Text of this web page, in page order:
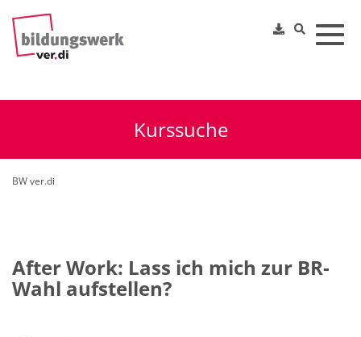
Kurssuche
BW ver.di
After Work: Lass ich mich zur BR-
Wahl aufstellen?